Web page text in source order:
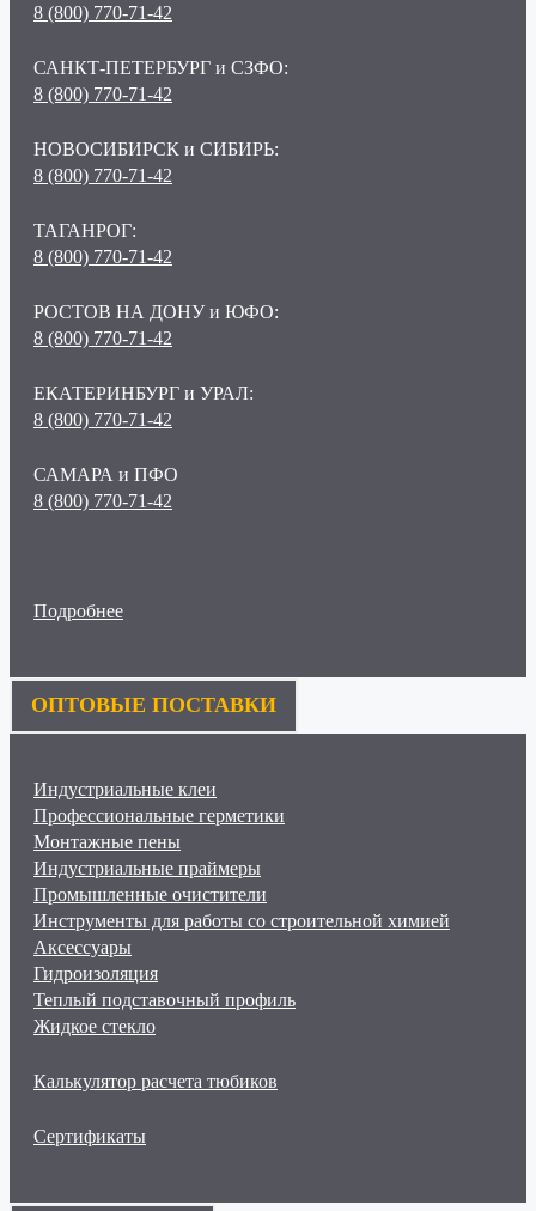
8 (800) 770-71-42
САНКТ-ПЕТЕРБУРГ и СЗФО:
8 (800) 770-71-42
НОВОСИБИРСК и СИБИРЬ:
8 (800) 770-71-42
ТАГАНРОГ:
8 (800) 770-71-42
РОСТОВ НА ДОНУ и ЮФО:
8 (800) 770-71-42
ЕКАТЕРИНБУРГ и УРАЛ:
8 (800) 770-71-42
САМАРА и ПФО
8 (800) 770-71-42
Подробнее
ОПТОВЫЕ ПОСТАВКИ
Индустриальные клеи
Профессиональные герметики
Монтажные пены
Индустриальные праймеры
Промышленные очистители
Инструменты для работы со строительной химией
Аксессуары
Гидроизоляция
Теплый подставочный профиль
Жидкое стекло
Калькулятор расчета тюбиков
Сертификаты